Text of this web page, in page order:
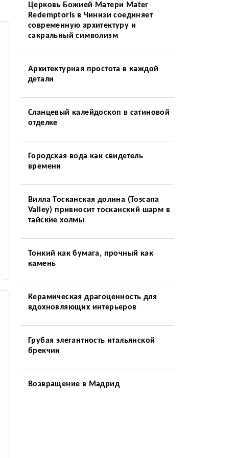
Церковь Божией Матери Mater
Redemptoris в Чинизи соединяет
современную архитектуру и
сакральный символизм
Архитектурная простота в каждой
детали
Сланцевый калейдоскоп в сатиновой
отделке
Городская вода как свидетель
времени
Вилла Тосканская долина (Toscana
Valley) привносит тосканский шарм в
тайские холмы
Тонкий как бумага, прочный как
камень
Керамическая драгоценность для
вдохновляющих интерьеров
Грубая элегантность итальянской
брекчии
Возвращение в Мадрид